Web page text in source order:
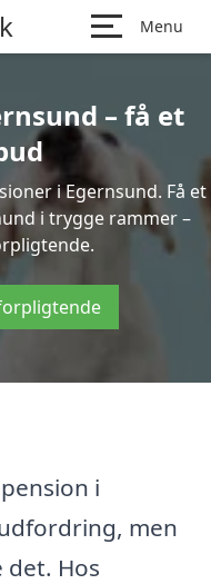
Menu
– få et
i Egernsund. Få et
i trygge rammer –
i
men
Hos